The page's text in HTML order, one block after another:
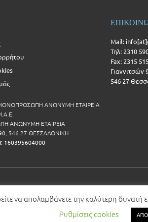
ΜΟΝΟΠΡΟΣΩΠΗ ΑΝΩΝΥΜΗ ΕΤΑΙΡΕΙΑ
ΑΝΩΝΥΜΗ ΕΤΑΙΡΕΙΑ
546 27 ΘΕΣΣΑΛΟΝΙΚΗ
160395604000
Mail:
Τηλ: 2310
Fax: 2315
Γιαννιτσών
546 27
να απολαμβάνετε την καλύτερη
Ρυθμίσεις cookies